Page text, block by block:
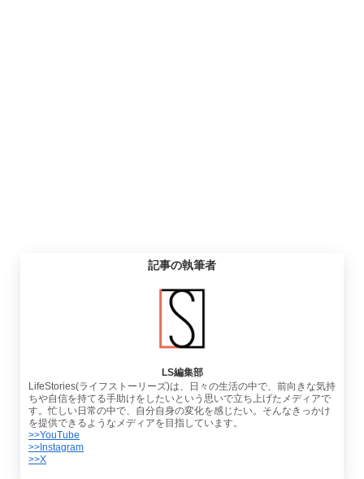
記事の執筆者
LS編集部
LifeStories(ライフストーリーズ)は、日々の生活の中で、前向きな気持
ちや自信を持てる手助けをしたいという思いで立ち上げたメディアで
す。忙しい日常の中で、自分自身の変化を感じたい。そんなきっかけ
を提供できるようなメディアを目指しています。
>>YouTube
>>Instagram
>>X